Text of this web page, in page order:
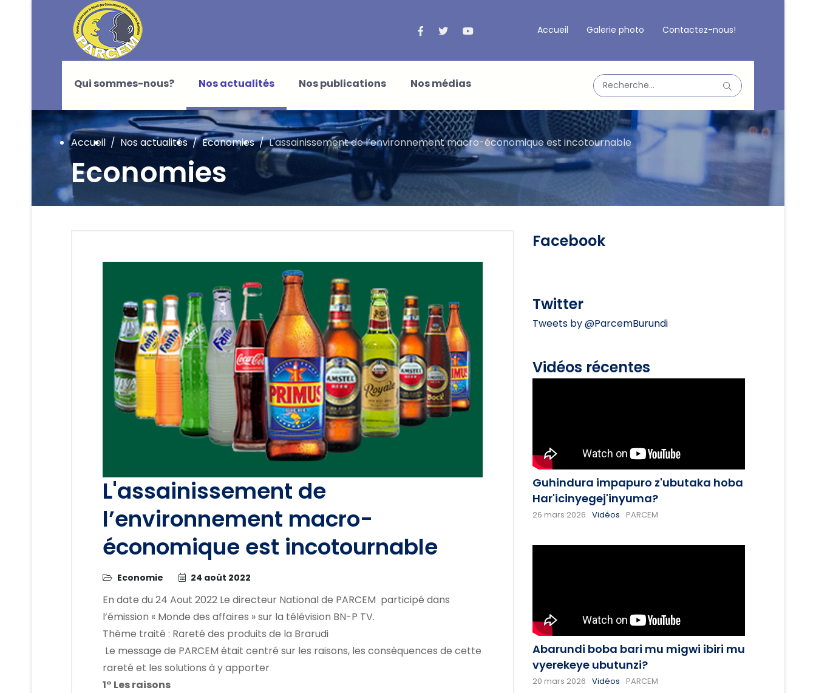
Accueil Galerie photo Contactez-nous!
Qui sommes-nous? Nos actualités Nos publications Nos médias
Valider
Economies
Accueil Nos actualités Economies L'assainissement de l’environnement macro-économique est incotournable
L'assainissement de
l’environnement macro-
économique est incotournable
Economie 24 août 2022
En date du 24 Aout 2022 Le directeur National de PARCEM participé dans
l’émission « Monde des affaires » sur la télévision BN-P TV.
Thème traité : Rareté des produits de la Brarudi
Le message de PARCEM était centré sur les raisons, les conséquences de cette
rareté et les solutions à y apporter
1° Les raisons
Facebook
Twitter
Tweets by @ParcemBurundi
Vidéos récentes
Guhindura impapuro z'ubutaka hoba
Har'icinyegej'inyuma?
26 mars 2026 Vidéos PARCEM
Abarundi boba bari mu migwi ibiri mu
vyerekeye ubutunzi?
20 mars 2026 Vidéos PARCEM